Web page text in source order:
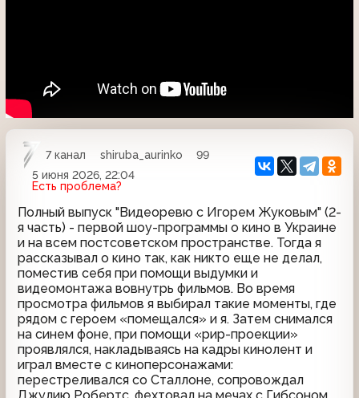
7 канал shiruba_aurinko
99
5 июня 2026, 22:04
Есть проблема?
Полный выпуск "Видеоревю с Игорем Жуковым" (2-
я часть) - первой шоу-программы о кино в Украине
и на всем постсоветском пространстве. Тогда я
рассказывал о кино так, как никто еще не делал,
поместив себя при помощи выдумки и
видеомонтажа вовнутрь фильмов. Во время
просмотра фильмов я выбирал такие моменты, где
рядом с героем «помещался» и я. Затем снимался
на синем фоне, при помощи «рир-проекции»
проявлялся, накладываясь на кадры кинолент и
играл вместе с киноперсонажами:
перестреливался со Сталлоне, сопровождал
Джулию Робертс, фехтовал на мечах с Гибсоном,